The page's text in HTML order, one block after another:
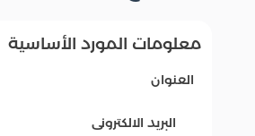
معلومات المورد الأساسية
العنوان
البريد الالكترونى